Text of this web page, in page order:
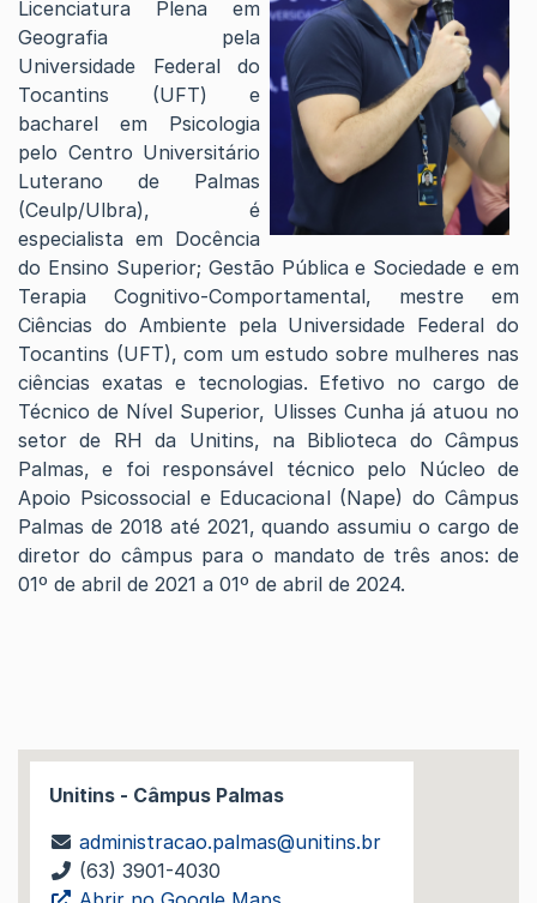
Licenciatura Plena em
Geografia pela
Universidade Federal do
Tocantins (UFT) e
bacharel em Psicologia
pelo Centro Universitário
Luterano de Palmas
(Ceulp/Ulbra), é
especialista em Docência
do Ensino Superior; Gestão Pública e Sociedade e em
Terapia Cognitivo-Comportamental, mestre em
Ciências do Ambiente pela Universidade Federal do
Tocantins (UFT), com um estudo sobre mulheres nas
ciências exatas e tecnologias. Efetivo no cargo de
Técnico de Nível Superior, Ulisses Cunha já atuou no
setor de RH da Unitins, na Biblioteca do Câmpus
Palmas, e foi responsável técnico pelo Núcleo de
Apoio Psicossocial e Educacional (Nape) do Câmpus
Palmas de 2018 até 2021, quando assumiu o cargo de
diretor do câmpus para o mandato de três anos: de
01º de abril de 2021 a 01º de abril de 2024.
Unitins - Câmpus Palmas
administracao.palmas@unitins.br
(63) 3901-4030